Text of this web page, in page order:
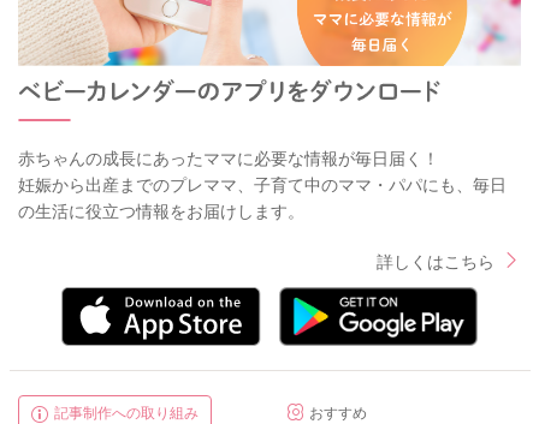
赤ちゃんの成長にあったママに必要な情報が毎日届く！
妊娠から出産までのプレママ、子育て中のママ・パパにも、毎日
の生活に役立つ情報をお届けします。
詳しくはこちら
記事制作への取り組み
おすすめ